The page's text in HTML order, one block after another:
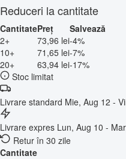
Reduceri la cantitate
CantitatePreț
Salvează
2+
73,96 lei-4%
10+
71,65 lei-7%
20+
63,94 lei-17%
Stoc limitat
Livrare standard Mie, Aug 12 -
Livrare expres Lun, Aug 10 -
Retur în 30 zile
Cantitate